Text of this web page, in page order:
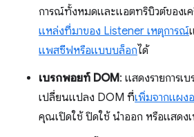
การณ์ทั้งหมดและแอตทริบิวต์ของเ
แหล่งที่มาของ Listener เหตุการณ์
แพสซีฟหรือแบบบล็อกได้
เบรกพอยท์ DOM: แสดงรายการเ
เปลี่ยนแปลง DOM ที่เพิ่มจากแผง
คุณเปิดใช้ ปิดใช้ นำออก หรือแสดง